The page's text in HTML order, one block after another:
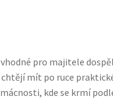
vhodné pro majitele
mít po ruce
kde se krmí